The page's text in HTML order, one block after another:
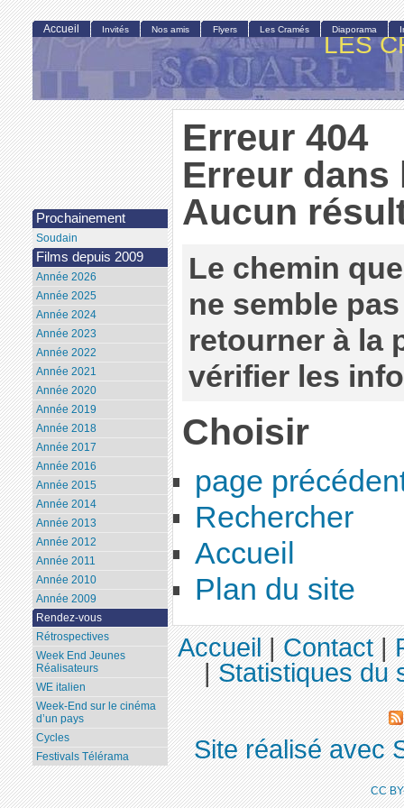
LES
Erreur 404
Erreur dans
Aucun
Le chemin
ne semble
retourner à la
vérifier les
Choisir
page
Rechercher
Accueil
Plan du site
Accueil Invités Nos amis Flyers Les Cramés Diaporama
Prochainement
Soudain
Films depuis 2009
Année 2026
Année 2025
Année 2024
Année 2023
Année 2022
Année 2021
Année 2020
Année 2019
Année 2018
Année 2017
Année 2016
Année 2015
Année 2014
Année 2013
Année 2012
Année 2011
Année 2010
Année 2009
Rendez-vous
Rétrospectives
Week End Jeunes
Réalisateurs
WE italien
Week-End sur le cinéma
d’un pays
Cycles
Festivals Télérama
Accueil|Contact|
|Statistiques du
Site réalisé avec
CC